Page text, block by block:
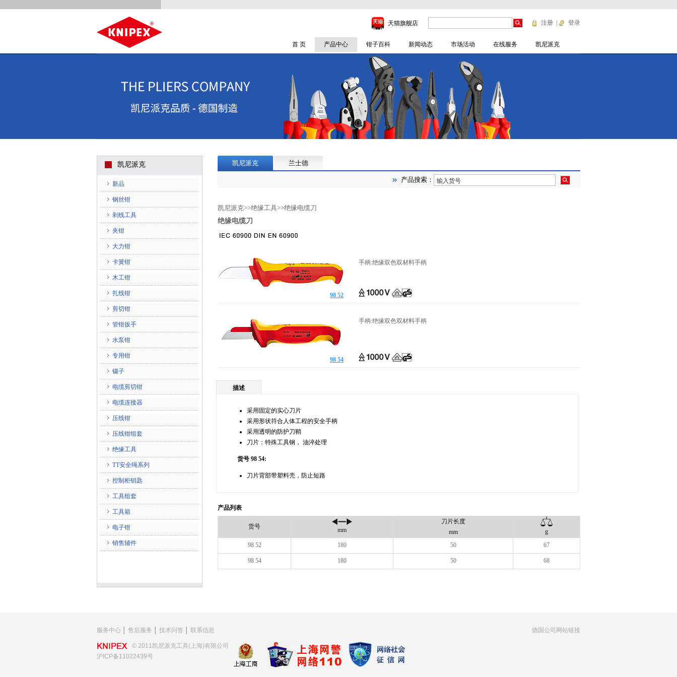
天猫旗舰店 注册 登录
首 页 产品中心 钳子百科 新闻动态 市场活动 在线服务 凯尼派克
凯尼派克
新品
钢丝钳
剥线工具
夹钳
大力钳
卡簧钳
木工钳
扎线钳
剪切钳
管钳扳手
水泵钳
专用钳
镊子
电缆剪切钳
电缆连接器
压线钳
压线钳组套
绝缘工具
TT安全绳系列
控制柜钥匙
工具组套
工具箱
电子钳
销售辅件
凯尼派克 兰士德
产品搜索：
凯尼派克>>绝缘工具>>绝缘电缆刀
绝缘电缆刀
手柄:绝缘双色双材料手柄
98 52
手柄:绝缘双色双材料手柄
98 54
描述
采用固定的实心刀片
采用形状符合人体工程的安全手柄
采用透明的防护刀鞘
刀片：特殊工具钢， 油淬处理
货号 98 54:
刀片背部带塑料壳，防止短路
产品列表
货号 mm
刀片长度
mm
g
98 52
180 50 67
98 54 180 50 68
服务中心 售后服务 技术问答 联系信息 德国公司网站链接
© 2011凯尼派克工具(上海)有限公司
沪ICP备11022439号